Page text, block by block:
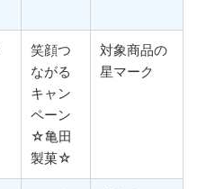
笑顔つ
ながる
キャン
ペーン
☆亀田
製菓☆
対象商品の
星マーク